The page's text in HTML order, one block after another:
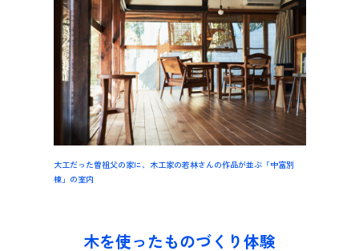
大工だった曽祖父の家に、木工家の若林さんの作品が並ぶ「中富別
棟」の室内
木を使ったものづくり体験